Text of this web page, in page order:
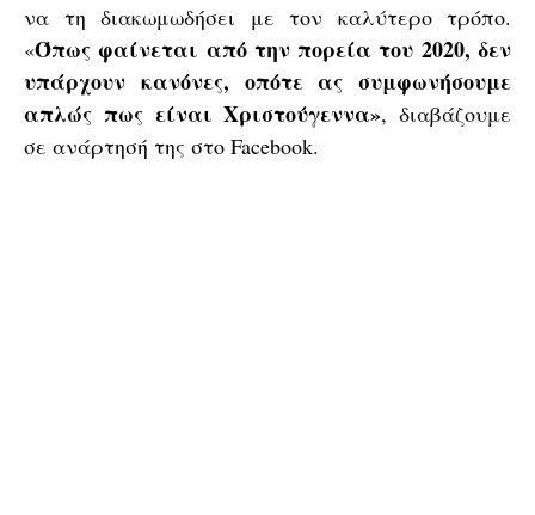
να τη διακωμωδήσει με τον καλύτερο τρόπο.
«Όπως φαίνεται από την πορεία του 2020, δεν
υπάρχουν κανόνες, οπότε ας συμφωνήσουμε
απλώς πως είναι Χριστούγεννα», διαβάζουμε
σε ανάρτησή της στο Facebook.